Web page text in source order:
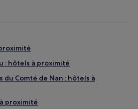
: hôtels à proximité
Comté de Nan : hôtels à
proximité